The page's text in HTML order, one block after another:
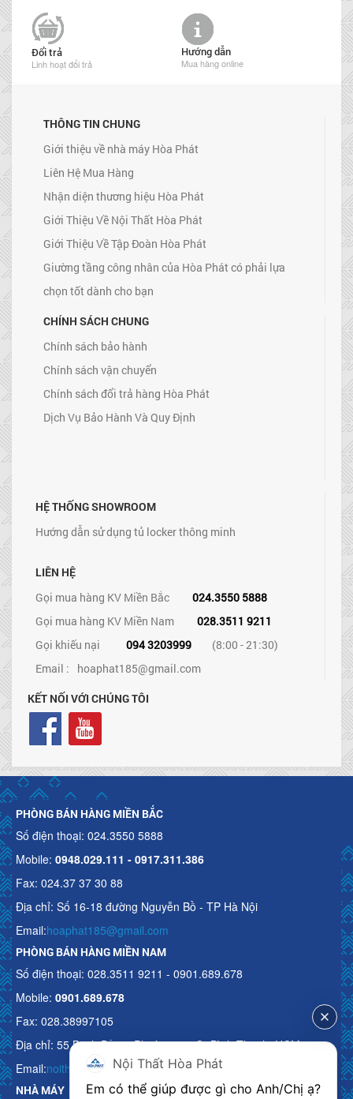
Đổi trả
Linh hoạt đổi trả
Hướng dẫn
Mua hàng online
THÔNG TIN CHUNG
Giới thiệu về nhà máy Hòa Phát
Liên Hệ Mua Hàng
Nhận diện thương hiệu Hòa Phát
Giới Thiệu Về Nội Thất Hòa Phát
Giới Thiệu Về Tập Đoàn Hòa Phát
Giường tầng công nhân của Hòa Phát có phải lựa
chọn tốt dành cho bạn
CHÍNH SÁCH CHUNG
Chính sách bảo hành
Chính sách vận chuyển
Chính sách đổi trả hàng Hòa Phát
Dịch Vụ Bảo Hành Và Quy Định
HỆ THỐNG SHOWROOM
Hướng dẫn sử dụng tủ locker thông minh
LIÊN HỆ
Gọi mua hàng KV Miền Bắc
024.3550 5888
Gọi mua hàng KV Miền Nam
028.3511 9211
Gọi khiếu nại
094 3203999
(8:00 - 21:30)
Email : hoaphat185@gmail.com
KẾT NỐI VỚI CHÚNG TÔI
PHÒNG BÁN HÀNG MIỀN BẮC
Số điện thoại: 024.3550 5888
Mobile: 0948.029.111 - 0917.311.386
Fax: 024.37 37 30 88
Địa chỉ: Số 16-18 đường Nguyễn Bồ - TP Hà Nội
Email:hoaphat185@gmail.com
PHÒNG BÁN HÀNG MIỀN NAM
Số điện thoại: 028.3511 9211 - 0901.689.678
Mobile: 0901.689.678
Fax: 028.38997105
Địa chỉ: 55 Bạch Đằng, Phường 15, Q. Bình Thạnh, HCM
Email:noithathoaphattot@gmail.com
NHÀ MÁY
Nội Thất Hòa Phát